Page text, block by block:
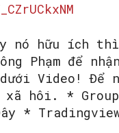
nó hữu ích
Phạm để
dưới Video!
xã hôi. *
*